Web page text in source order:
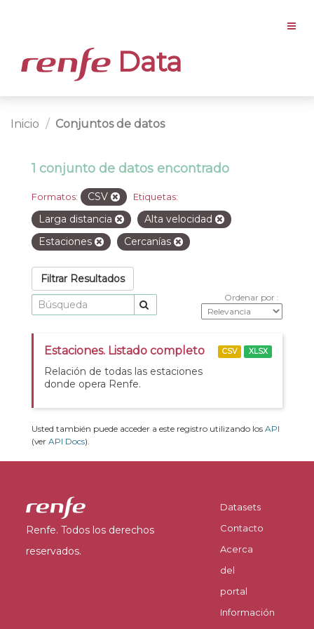
Data
Inicio Conjuntos de datos
1 conjunto de datos encontrado
Formatos: CSV Etiquetas:
Larga distancia
Alta velocidad
Estaciones
Cercanías
Filtrar Resultados
Ordenar por
Estaciones. Listado completo
Relación de todas las estaciones
donde opera Renfe.
CSV XLSX
Usted también puede acceder a este registro utilizando los API
(ver API Docs).
Renfe. Todos los derechos
reservados.
Datasets
Contacto
Acerca
del
portal
Información